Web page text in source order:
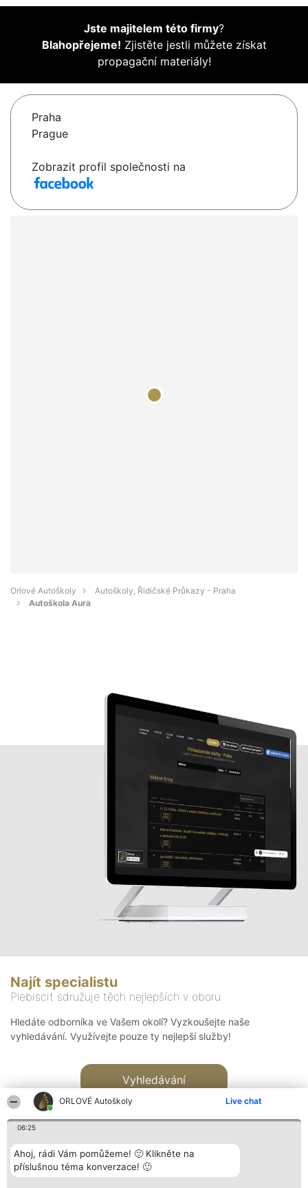
ORLOVÉ Autoškoly Live chat
06:25
Ahoj, rádi Vám pomůžeme! 🙂 Klikněte na
příslušnou téma konverzace! 🙂
Jste majitelem této firmy?
Blahopřejeme! Zjistěte jestli můžete získat
propagační materiály!
Praha
Prague
Zobrazit profil společnosti na
Orlové Autoškoly
Autoškoly, Řidičské Průkazy - Praha
Autoškola Aura
Najít specialistu
Plebiscit sdružuje těch nejlepších v oboru
Hledáte odborníka ve Vašem okolí? Vyzkoušejte naše
vyhledávání. Využívejte pouze ty nejlepší služby!
Vyhledávání